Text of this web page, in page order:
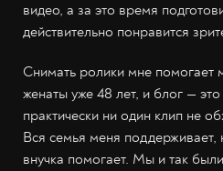
видео, а за это время
действительно понравится
Снимать ролики мне
женаты уже 48 лет, и блог —
практически ни один клип не
Вся семья меня поддерживает,
внучка помогает. Мы и так